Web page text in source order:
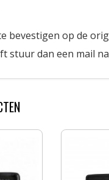
bevestigen op de
stuur dan een mail